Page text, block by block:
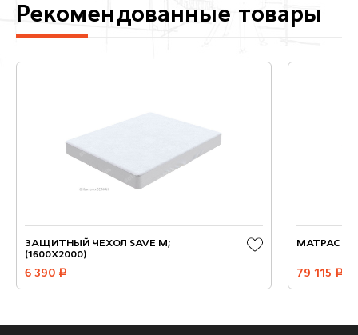
Рекомендованные товары
ЗАЩИТНЫЙ ЧЕХОЛ SAVE М;
(1600X2000)
6 390 руб.
МАТРАС
79 115 руб.